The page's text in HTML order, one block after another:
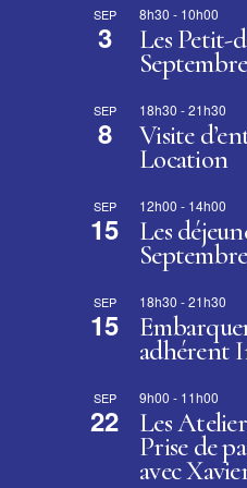
SEP
3
8h30 - 10h00
Les Petit-
SEP
8
18h30 -21h30
Visite
Location
SEP
15
12h00 - 14h00
Les
SEP
15
18h30 -21h30
adhérent
SEP
22
9h00 - 11h00
Les
Prise de
avec